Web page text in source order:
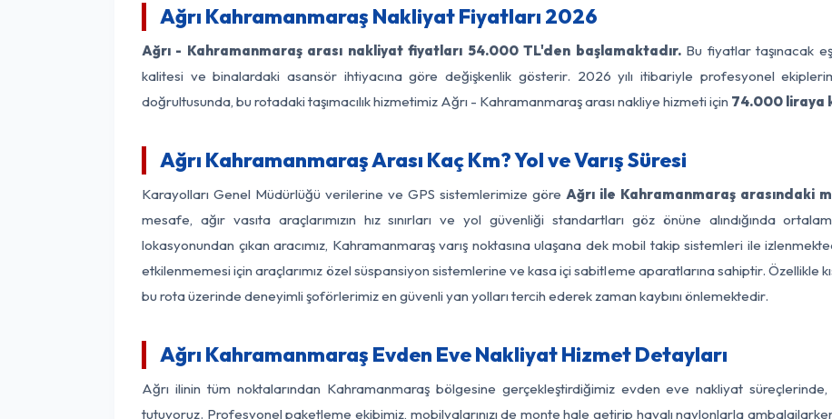
Ağrı Kahramanmaraş Nakliyat Fiyatları 2026
Ağrı - Kahramanmaraş arası nakliyat fiyatları 54.000 TL'den başlamaktadır.Bu fiyatlar taşınacak
kalitesi ve binalardaki asansör ihtiyacına göre değişkenlik gösterir. 2026 yılı itibariyle profesyonel
doğrultusunda, bu rotadaki taşımacılık hizmetimiz Ağrı - Kahramanmaraş arası nakliye hizmeti için 74.000 liraya
Ağrı Kahramanmaraş Arası Kaç Km? Yol ve Varış Süresi
Karayolları Genel Müdürlüğü verilerine ve GPS sistemlerimize göre Ağrı ile Kahramanmaraş arasındaki
mesafe, ağır vasıta araçlarımızın hız sınırları ve yol güvenliği standartları göz önüne alındığında
lokasyonundan çıkan aracımız, Kahramanmaraş varış noktasına ulaşana dek mobil takip sistemleri ile
etkilenmemesi için araçlarımız özel süspansiyon sistemlerine ve kasa içi sabitleme aparatlarına sahiptir. Özellikle
bu rota üzerinde deneyimli şoförlerimiz en güvenli yan yolları tercih ederek zaman kaybını önlemektedir.
Ağrı Kahramanmaraş Evden Eve Nakliyat Hizmet Detayları
Ağrı ilinin tüm noktalarından Kahramanmaraş bölgesine gerçekleştirdiğimiz evden eve nakliyat
tutuyoruz. Profesyonel paketleme ekibimiz, mobilyalarınızı de monte hale getirip havalı naylonlarla